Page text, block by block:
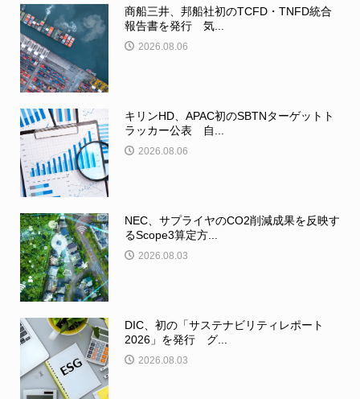
商船三井、邦船社初のTCFD・TNFD統合
報告書を発行 気...
2026.08.06
キリンHD、APAC初のSBTNターゲットト
ラッカー公表 自...
2026.08.06
NEC、サプライヤのCO2削減成果を反映す
るScope3算定方...
2026.08.03
DIC、初の「サステナビリティレポート
2026」を発行 グ...
2026.08.03